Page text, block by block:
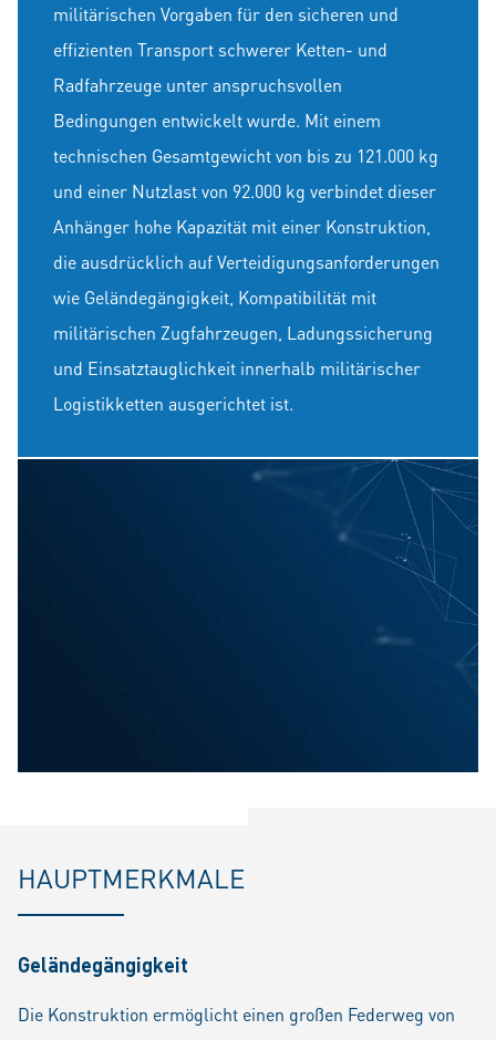
militärischen Vorgaben für den sicheren und
effizienten Transport schwerer Ketten- und
Radfahrzeuge unter anspruchsvollen
Bedingungen entwickelt wurde. Mit einem
technischen Gesamtgewicht von bis zu 121.000 kg
und einer Nutzlast von 92.000 kg verbindet dieser
Anhänger hohe Kapazität mit einer Konstruktion,
die ausdrücklich auf Verteidigungsanforderungen
wie Geländegängigkeit, Kompatibilität mit
militärischen Zugfahrzeugen, Ladungssicherung
und Einsatztauglichkeit innerhalb militärischer
Logistikketten ausgerichtet ist.
HAUPTMERKMALE
Geländegängigkeit
Die Konstruktion ermöglicht einen großen Federweg von